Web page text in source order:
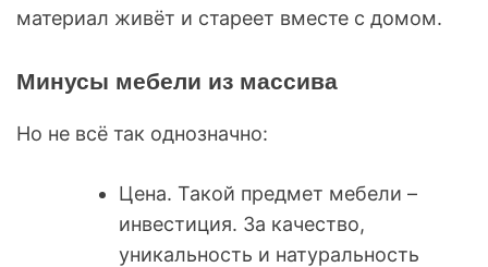
материал живёт и стареет вместе с домом.
Минусы мебели из массива
Но не всё так однозначно:
Цена. Такой предмет мебели –
инвестиция. За качество,
уникальность и натуральность